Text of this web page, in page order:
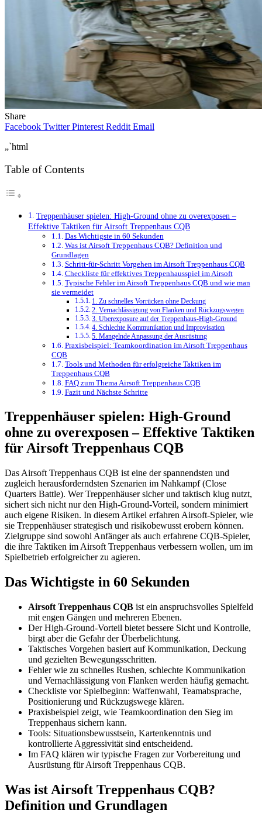
Share
Facebook Twitter Pinterest Reddit Email
„`html
Table of Contents
Treppenhäuser spielen: High-Ground ohne zu overexposen –
Effektive Taktiken für Airsoft Treppenhaus CQB
Das Wichtigste in 60 Sekunden
Was ist Airsoft Treppenhaus CQB? Definition und
Grundlagen
Schritt-für-Schritt Vorgehen im Airsoft Treppenhaus CQB
Checkliste für effektives Treppenhausspiel im Airsoft
Typische Fehler im Airsoft Treppenhaus CQB und wie man
sie vermeidet
1. Zu schnelles Vorrücken ohne Deckung
2. Vernachlässigung von Flanken und Rückzugswegen
3. Überexposure auf der Treppenhaus-High-Ground
4. Schlechte Kommunikation und Improvisation
5. Mangelnde Anpassung der Ausrüstung
Praxisbeispiel: Teamkoordination im Airsoft Treppenhaus
CQB
Tools und Methoden für erfolgreiche Taktiken im
Treppenhaus CQB
FAQ zum Thema Airsoft Treppenhaus CQB
Fazit und Nächste Schritte
Treppenhäuser spielen: High-Ground
ohne zu overexposen – Effektive Taktiken
für Airsoft Treppenhaus CQB
Das Airsoft Treppenhaus CQB ist eine der spannendsten und
zugleich herausforderndsten Szenarien im Nahkampf (Close
Quarters Battle). Wer Treppenhäuser sicher und taktisch klug nutzt,
sichert sich nicht nur den High-Ground-Vorteil, sondern minimiert
auch eigene Risiken. In diesem Artikel erfahren Airsoft-Spieler, wie
sie Treppenhäuser strategisch und risikobewusst erobern können.
Zielgruppe sind sowohl Anfänger als auch erfahrene CQB-Spieler,
die ihre Taktiken im Airsoft Treppenhaus verbessern wollen, um im
Spielbetrieb erfolgreicher zu agieren.
Das Wichtigste in 60 Sekunden
Airsoft Treppenhaus CQB ist ein anspruchsvolles Spielfeld
mit engen Gängen und mehreren Ebenen.
Der High-Ground-Vorteil bietet bessere Sicht und Kontrolle,
birgt aber die Gefahr der Überbelichtung.
Taktisches Vorgehen basiert auf Kommunikation, Deckung
und gezielten Bewegungsschritten.
Fehler wie zu schnelles Rushen, schlechte Kommunikation
und Vernachlässigung von Flanken werden häufig gemacht.
Checkliste vor Spielbeginn: Waffenwahl, Teamabsprache,
Positionierung und Rückzugswege klären.
Praxisbeispiel zeigt, wie Teamkoordination den Sieg im
Treppenhaus sichern kann.
Tools: Situationsbewusstsein, Kartenkenntnis und
kontrollierte Aggressivität sind entscheidend.
Im FAQ klären wir typische Fragen zur Vorbereitung und
Ausrüstung für Airsoft Treppenhaus CQB.
Was ist Airsoft Treppenhaus CQB?
Definition und Grundlagen